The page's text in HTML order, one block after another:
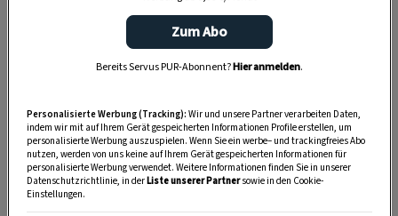
anhatten. Heutzutage finden zum Beispiel im
Burgenland diese Weiberfeste von
verheirateten Frauen unter Ausschluss der
heißt auch Rosenmontag, was nichts mit Rosen
zu tun hat, sondern von „rasen“ kommt.
AmFaschingsdienstagfinden die Umzüge
statt und bis Mitternacht wird gefeiert. Ab
Zum Abo
Bereits Servus PUR-Abonnent?Hier anmelden.
Personalisierte Werbung (Tracking): Wir und unsere Partner verarbeiten Daten,
indem wir mit auf Ihrem Gerät gespeicherten Informationen Profile erstellen, um
personalisierte Werbung auszuspielen. Wenn Sie ein werbe– und trackingfreies Abo
nutzen, werden von uns keine auf Ihrem Gerät gespeicherten Informationen für
personalisierte Werbung verwendet. Weitere Informationen finden Sie in unserer
Datenschutzrichtlinie, in derListe unserer Partnersowie in den Cookie-
Einstellungen.